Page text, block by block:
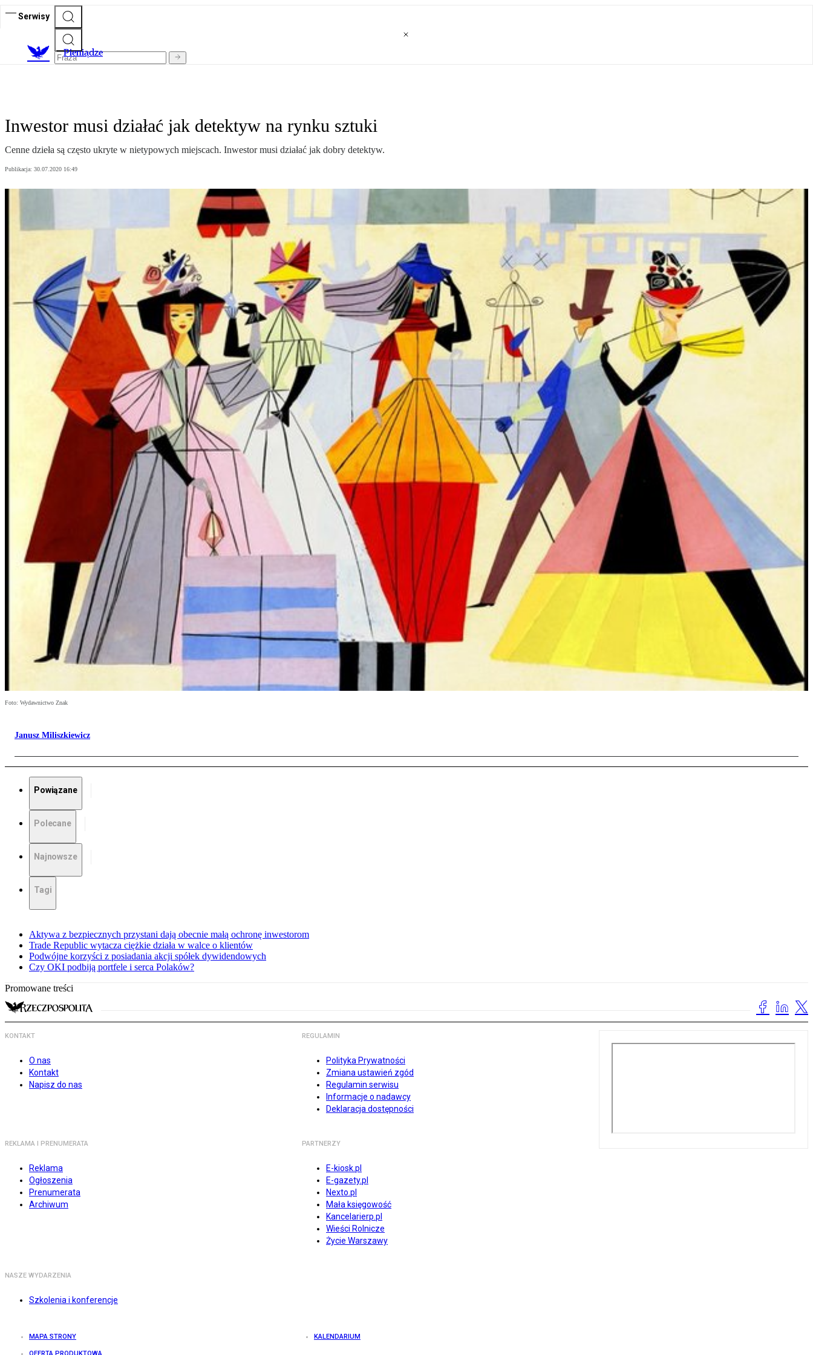
Serwisy
Pieniądze
Inwestor musi działać jak detektyw na rynku sztuki
Cenne dzieła są często ukryte w nietypowych miejscach. Inwestor musi działać jak dobry detektyw.
Publikacja: 30.07.2020 16:49
Foto: Wydawnictwo Znak
Janusz Miliszkiewicz
Powiązane
Polecane
Najnowsze
Tagi
Aktywa z bezpiecznych przystani dają obecnie małą ochronę inwestorom
Trade Republic wytacza ciężkie działa w walce o klientów
Podwójne korzyści z posiadania akcji spółek dywidendowych
Czy OKI podbiją portfele i serca Polaków?
Promowane treści
KONTAKT
O nas
Kontakt
Napisz do nas
REGULAMIN
Polityka Prywatności
Zmiana ustawień zgód
Regulamin serwisu
Informacje o nadawcy
Deklaracja dostępności
REKLAMA I PRENUMERATA
Reklama
Ogłoszenia
Prenumerata
Archiwum
PARTNERZY
E-kiosk.pl
E-gazety.pl
Nexto.pl
Mała księgowość
Kancelarierp.pl
Wieści Rolnicze
Życie Warszawy
NASZE WYDARZENIA
Szkolenia i konferencje
MAPA STRONY KALENDARIUM